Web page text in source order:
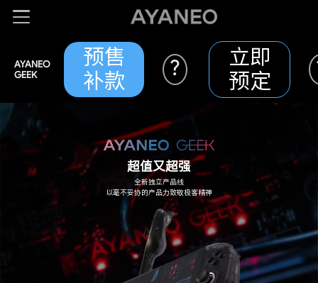
AYANEO
GEEK
预售
补款
?
立即
预定
超值又超强
全新独立产品线
以毫不妥协的产品力致敬极客精神